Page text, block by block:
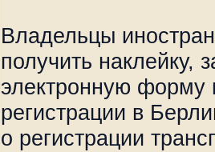
Владельцы
получить наклейку,
электронную форму
регистрации в
о регистрации